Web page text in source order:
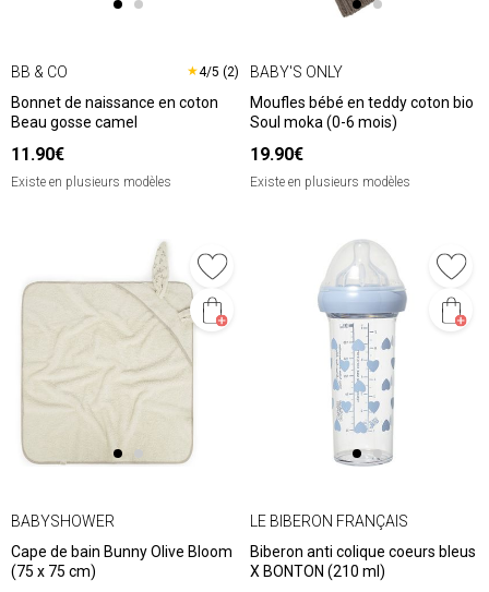
BB & CO ★4/5 (2)
Bonnet de naissance en coton
Beau gosse camel
11.90€
Existe en plusieurs modèles
BABY'S ONLY
Moufles bébé en teddy coton bio
Soul moka (0-6 mois)
19.90€
Existe en plusieurs modèles
BABYSHOWER
Cape de bain Bunny Olive Bloom
(75 x 75 cm)
LE BIBERON FRANÇAIS
Biberon anti colique coeurs bleus
X BONTON (210 ml)